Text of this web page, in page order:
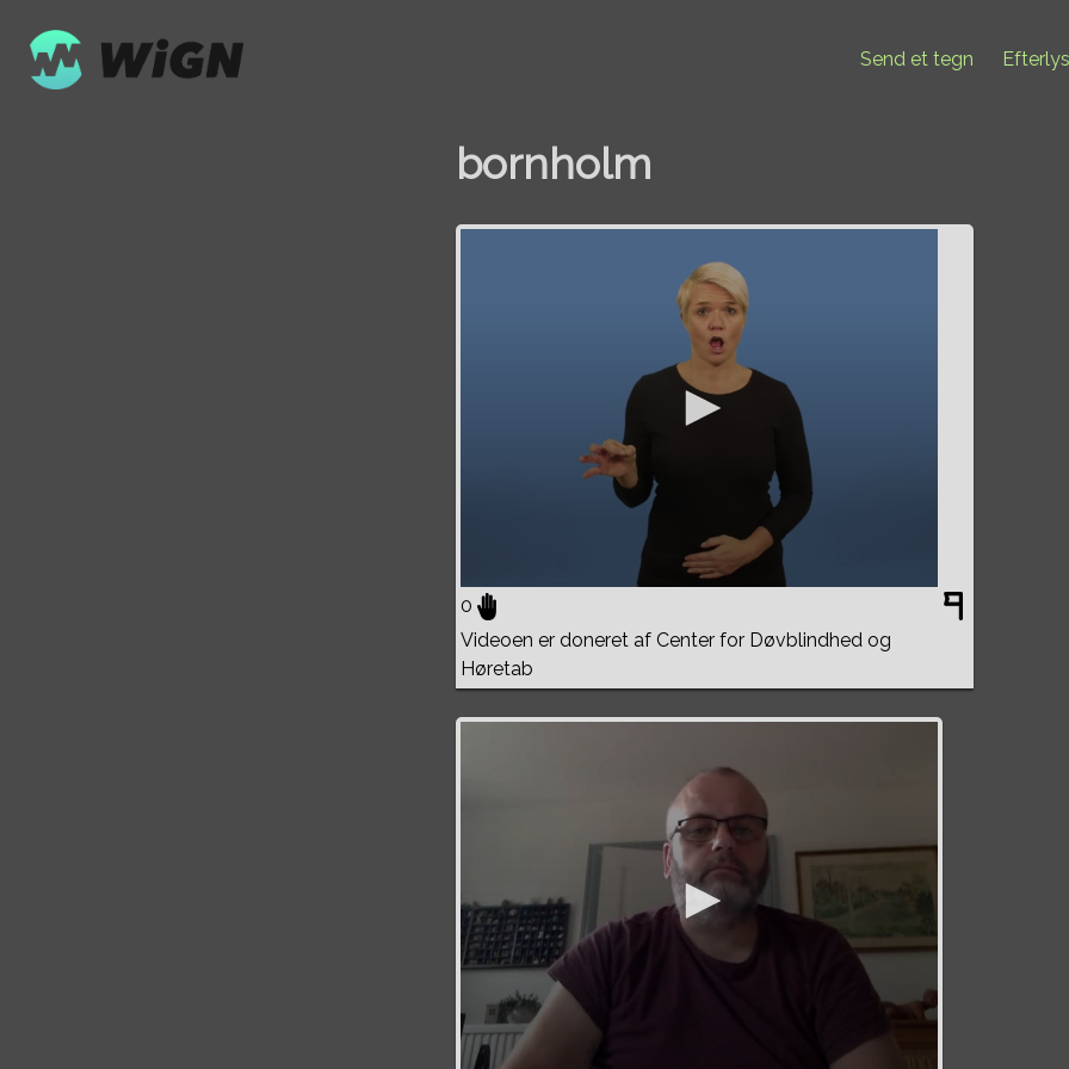
Send et tegn
bornholm
0
Videoen er doneret af Center for Døvblindhed og
Høretab